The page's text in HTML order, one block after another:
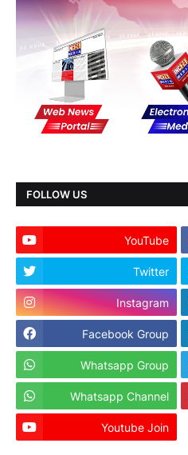
FOLLOW US
YouTube
Twitter
Instagram
Facebook Group
Whatsapp Group
Whatsapp Channel
Youtube Join